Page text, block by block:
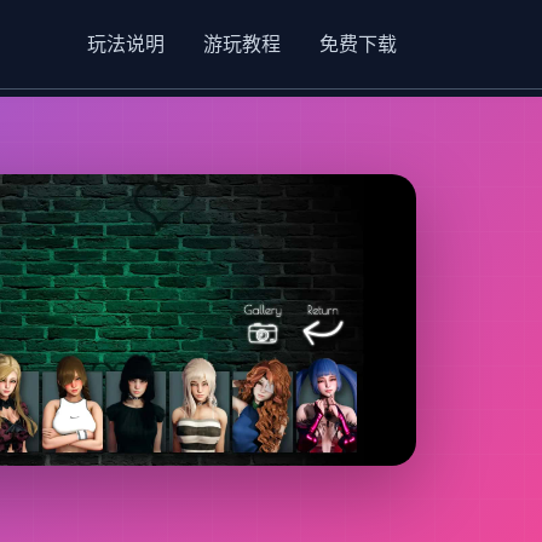
玩法说明 游玩教程 免费下载